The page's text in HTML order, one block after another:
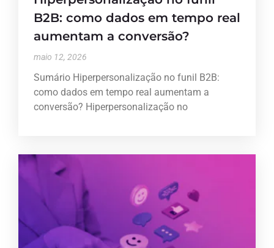
B2B: como dados em tempo real
aumentam a conversão?
maio 12, 2026
Sumário Hiperpersonalização no funil B2B:
como dados em tempo real aumentam a
conversão? Hiperpersonalização no